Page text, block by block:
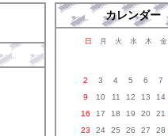
カレンダー
日 月 火 水 木 金
2
3 4 5 6 7
9
10 11 12 13 14
16
17 18 19 20 21
23
24 25 26 27 28